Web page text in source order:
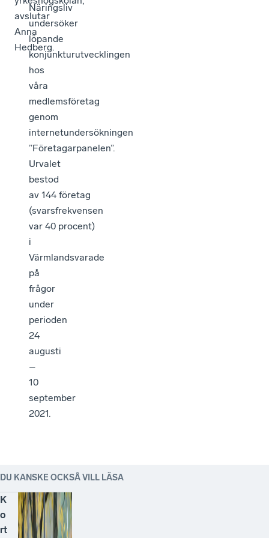
avslutar
Anna
Hedberg.
Näringsliv
undersöker
löpande
konjunkturutvecklingen
hos
våra
medlemsföretag
genom
internetundersökningen
”Företagarpanelen”.
Urvalet
bestod
av 144 företag
(svarsfrekvensen
var 40 procent)
i
Värmlandsvarade
på
frågor
under
perioden
24
augusti
–
10
september
2021.
DU KANSKE OCKSÅ VILL LÄSA
K
o
rt